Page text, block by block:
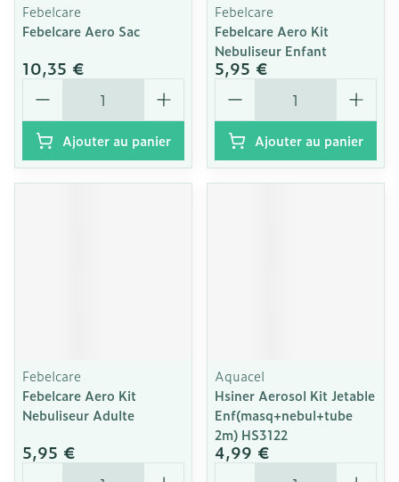
Febelcare
Febelcare Aero Sac
10,35 €
Quantité
Ajouter au panier
Febelcare
Febelcare Aero Kit
Nebuliseur Enfant
5,95 €
Quantité
Ajouter au panier
Febelcare
Febelcare Aero Kit
Nebuliseur Adulte
5,95 €
Quantité
Aquacel
Hsiner Aerosol Kit Jetable
Enf(masq+nebul+tube
2m) HS3122
4,99 €
Quantité